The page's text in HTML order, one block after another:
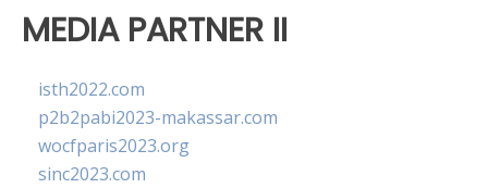
MEDIA PARTNER II
isth2022.com
p2b2pabi2023-makassar.com
wocfparis2023.org
sinc2023.com